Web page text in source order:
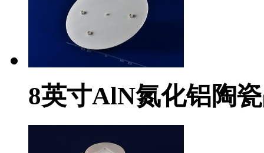
8英寸AlN氮化铝陶